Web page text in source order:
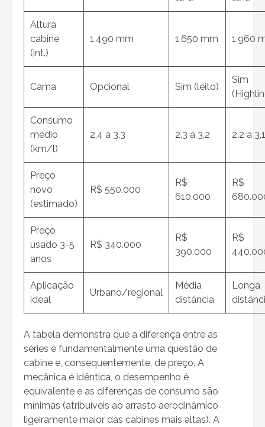
Altura
cabine
(int.)
1.490 mm 1.650 mm 1.960
Cama Opcional Sim (leito)
Sim
Consumo
médio
(km/l)
2,4 a 3,3 2,3 a 3,2 2,2 a 3,1
Preço
novo
(estimado)
R$ 550.000
R$
610.000
R$
Preço
usado 3-5
anos
R$ 340.000
R$
390.000
R$
Aplicação
ideal
Urbano/regional
Média
distância
Longa
A tabela demonstra que a diferença entre as
séries é fundamentalmente uma questão de
cabine e, consequentemente, de preço. A
mecânica é idêntica, o desempenho é
equivalente e as diferenças de consumo são
mínimas (atribuíveis ao arrasto aerodinâmico
ligeiramente maior das cabines mais altas). A